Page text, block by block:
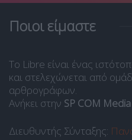
Ποιοι είμαστε
Το Libre είναι ένας
και στελεχώνεται από
αρθρογράφων.
Ανήκει στην SP COM
Διευθυντής Σύνταξης: